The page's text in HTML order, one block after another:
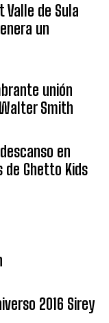
Valle de Sula
un
unión
Smith
en
Ghetto Kids
2016 Sirey